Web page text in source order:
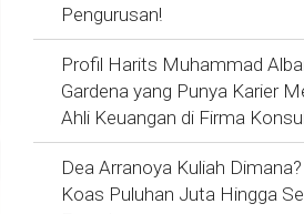
Pengurusan!
Profil Harits Muhammad
Gardena yang Punya Karier
Ahli Keuangan di Firma
Dea Arranoya Kuliah
Koas Puluhan Juta Hingga